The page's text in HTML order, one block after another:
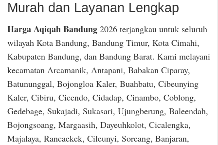
Murah dan Layanan Lengkap
Harga Aqiqah Bandung 2026 terjangkau untuk seluruh
wilayah Kota Bandung, Bandung Timur, Kota Cimahi,
Kabupaten Bandung, dan Bandung Barat. Kami melayani
kecamatan Arcamanik, Antapani, Babakan Ciparay,
Batununggal, Bojongloa Kaler, Buahbatu, Cibeunying
Kaler, Cibiru, Cicendo, Cidadap, Cinambo, Coblong,
Gedebage, Sukajadi, Sukasari, Ujungberung, Baleendah,
Bojongsoang, Margaasih, Dayeuhkolot, Cicalengka,
Majalaya, Rancaekek, Cileunyi, Soreang, Banjaran,